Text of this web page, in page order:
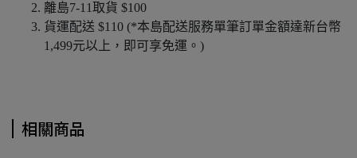
離島7-11取貨 $100
貨運配送 $110 (*本島配送服務單筆訂單金額達新台幣
1,499元以上，即可享免運。)
相關商品